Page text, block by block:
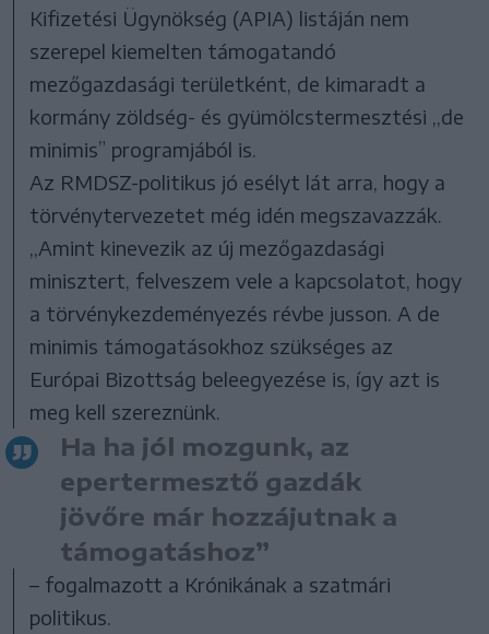
Kifizetési Ügynökség (APIA) listáján nem
szerepel kiemelten támogatandó
mezőgazdasági területként, de kimaradt a
kormány zöldség- és gyümölcstermesztési ,,de
minimis” programjából is.
Az RMDSZ-politikus jó esélyt lát arra, hogy a
törvénytervezetet még idén megszavazzák.
,,Amint kinevezik az új mezőgazdasági
minisztert, felveszem vele a kapcsolatot, hogy
a törvénykezdeményezés révbe jusson. A de
minimis támogatásokhoz szükséges az
Európai Bizottság beleegyezése is, így azt is
meg kell szereznünk.
Ha ha jól mozgunk, az
epertermesztő gazdák
jövőre már hozzájutnak a
támogatáshoz”
– fogalmazott a Krónikának a szatmári
politikus.